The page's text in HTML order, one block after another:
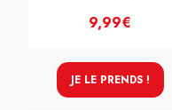
9,99€
JE LE PRENDS !